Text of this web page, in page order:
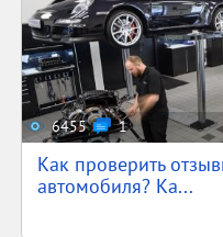
6455 1
Как проверить
автомобиля? Ка...